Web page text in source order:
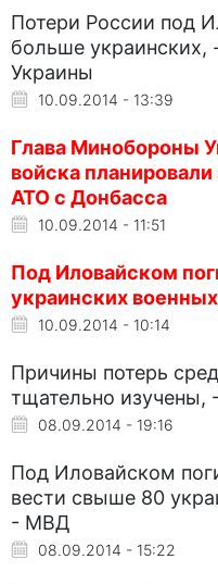
Потери России под
больше
Украины
10.09.2014 - 13:39
Глава Минобороны
войска
АТО с Донбасса
10.09.2014 - 11:51
Под Иловайском
украинских
10.09.2014 - 10:14
Причины потерь
тщательно изучены,
08.09.2014 - 19:16
Под Иловайском
вести свыше 80
- МВД
08.09.2014 - 15:22